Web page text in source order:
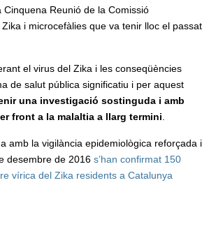
Reunió de la Comissió
Zika i microcefàlies que va tenir lloc el passat
el virus del Zika i les conseqüències
de salut pública significatiu i per aquest
una investigació sostinguda i amb
front a la malaltia a llarg termini.
amb la vigilància epidemiològica reforçada i
desembre de 2016 s’han confirmat 150
vírica del Zika residents a Catalunya